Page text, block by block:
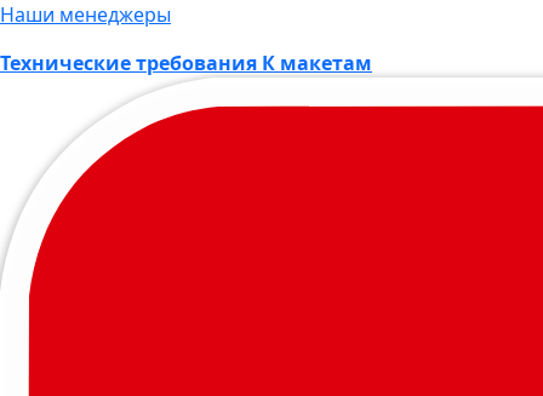
Наши менеджеры
Технические требования К макетам